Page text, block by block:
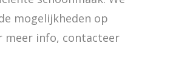
mogelijkheden op
meer info, contacteer